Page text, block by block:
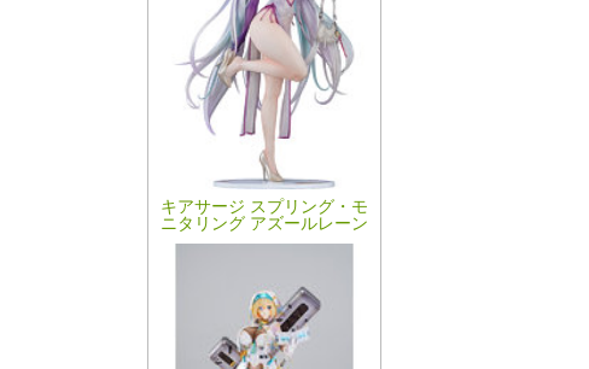
キアサージ スプリング・モ
ニタリング アズールレーン